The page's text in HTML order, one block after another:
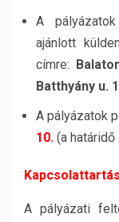
A
ajánlott
címre:
Batthyány u.
A pályázatok
10. (a
A pályázati